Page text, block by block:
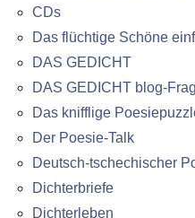
CDs
Das flüchtige Schöne
DAS GEDICHT
DAS GEDICHT blog-
Das knifflige
Der Poesie-Talk
Deutsch-tschechischer
Dichterbriefe
Dichterleben